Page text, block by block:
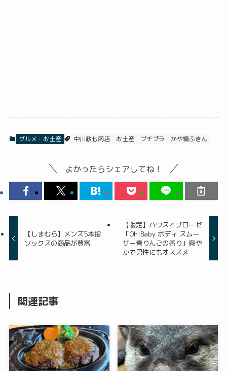
グルメ・お土産 中川政七商店 お土産 プチプラ かや織ふきん
よかったらシェアしてね！
【しまむら】メンズ5本指
ソックスの商品が豊富
【限定】ハウスオブローゼ
「Oh!Baby ボディ スムー
ザー青りんごの香り」爽や
かで男性にもオススメ
関連記事